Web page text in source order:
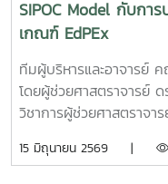
นักศึกษาได้นำเสนอแนว
พัฒนาเชิงพาณิชย์ในระดั
คัดเลือกให้พัฒนาผลงาน
Demo Day ระหว่างวัน
สยามพารากอน กรุงเทพ
ไปคณะวิศวกรรมและอุตส
SIPOC Model กับกา
เกณฑ์ EdPEx
ทีมผู้บริหารและอาจารย์
โดยผู้ช่วยศาสตราจารย์
วิชาการผู้ช่วยศาสตราจ
ดร.พิไลวรรณ พรประสิทธ์
15 มิถุนายน 2569 |